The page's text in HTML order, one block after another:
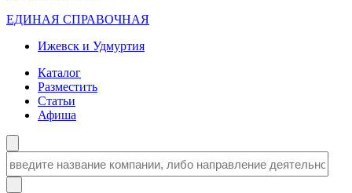
ЕДИНАЯ СПРАВОЧНАЯ
Ижевск и Удмуртия
Каталог
Разместить
Статьи
Афиша